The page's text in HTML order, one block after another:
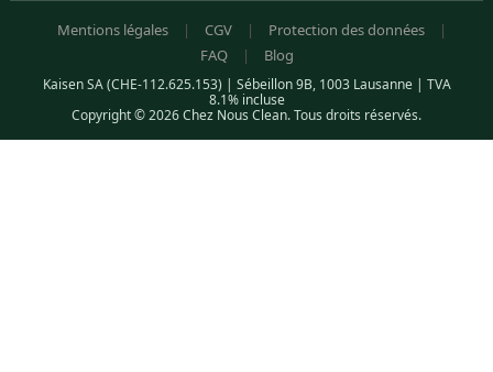
Mentions légales | CGV | Protection des données
|
FAQ
| Blog
Kaisen SA (CHE-112.625.153) | Sébeillon 9B, 1003 Lausanne | TVA
8.1% incluse
Copyright © 2026 Chez Nous Clean. Tous droits réservés.